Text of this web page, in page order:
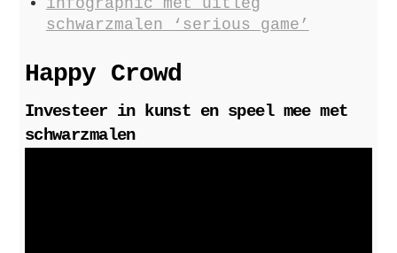
schwarzmalen ‘serious game’
Happy Crowd
Investeer in kunst en speel mee met
schwarzmalen